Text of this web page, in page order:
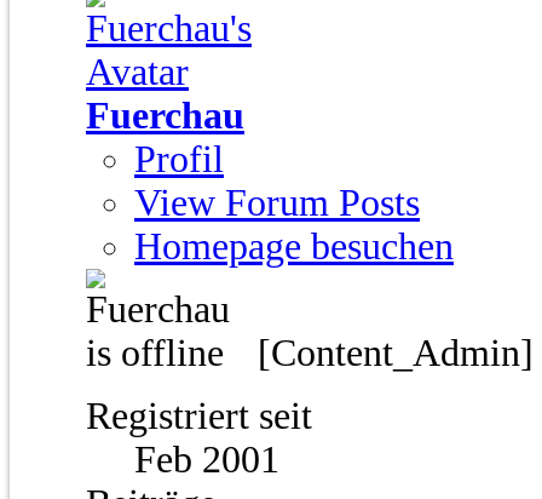
Fuerchau
Profil
View Forum Posts
Homepage besuchen
[Content_Admin]
Registriert seit
Feb 2001